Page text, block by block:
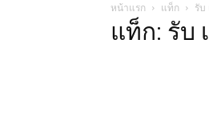
หน้าแรก แท็ก รับ
แท็ก: รับ